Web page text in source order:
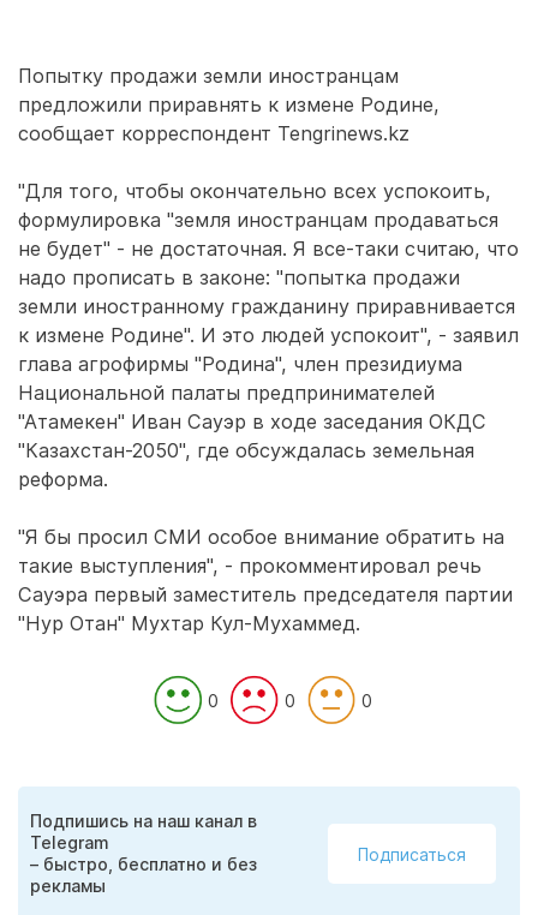
Попытку продажи земли иностранцам
предложили приравнять к измене Родине,
сообщает корреспондент Tengrinews.kz
"Для того, чтобы окончательно всех успокоить,
формулировка "земля иностранцам продаваться
не будет" - не достаточная. Я все-таки считаю, что
надо прописать в законе: "попытка продажи
земли иностранному гражданину приравнивается
к измене Родине". И это людей успокоит", - заявил
глава агрофирмы "Родина", член президиума
Национальной палаты предпринимателей
"Атамекен" Иван Сауэр в ходе заседания ОКДС
"Казахстан-2050", где обсуждалась земельная
реформа.
"Я бы просил СМИ особое внимание обратить на
такие выступления", - прокомментировал речь
Сауэра первый заместитель председателя партии
"Нур Отан" Мухтар Кул-Мухаммед.
0 0 0
Подпишись на наш канал в
Telegram
– быстро, бесплатно и без
рекламы
Подписаться